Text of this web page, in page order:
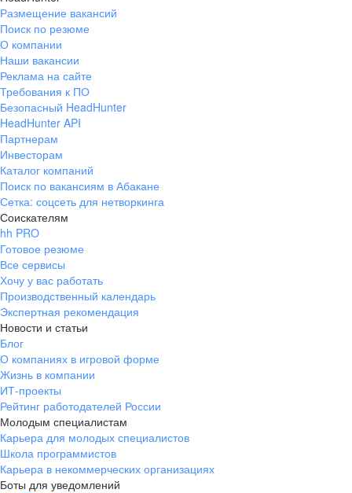
Размещение вакансий
Поиск по резюме
О компании
Наши вакансии
Реклама на сайте
Требования к ПО
Безопасный HeadHunter
HeadHunter API
Партнерам
Инвесторам
Каталог компаний
Поиск по вакансиям в Абакане
Сетка: соцсеть для нетворкинга
Соискателям
hh PRO
Готовое резюме
Все сервисы
Хочу у вас работать
Производственный календарь
Экспертная рекомендация
Новости и статьи
Блог
О компаниях в игровой форме
Жизнь в компании
ИТ-проекты
Рейтинг работодателей России
Молодым специалистам
Карьера для молодых специалистов
Школа программистов
Карьера в некоммерческих организациях
Боты для уведомлений